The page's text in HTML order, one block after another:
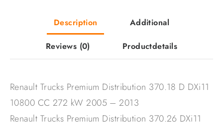
Description Additional
Reviews (0) Productdetails
Renault Trucks Premium Distribution 370.18 D DXi11
10800 CC 272 kW 2005 – 2013
Renault Trucks Premium Distribution 370.26 DXi11